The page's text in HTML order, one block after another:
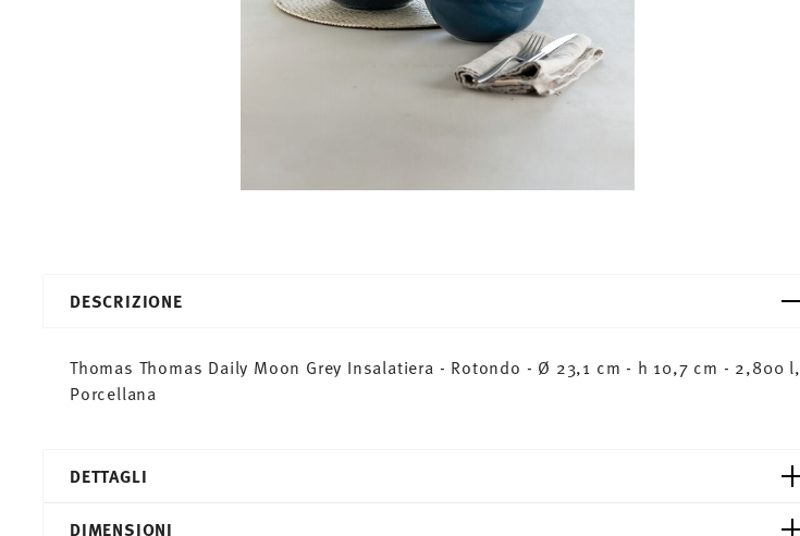
DESCRIZIONE
Thomas Thomas Daily Moon Grey Insalatiera - Rotondo - Ø 23,1 cm - h 10,7 cm - 2,800 l,
Porcellana
DETTAGLI
DIMENSIONI